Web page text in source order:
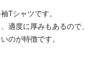
Tシャツです。
適度に厚みもあるので、
のが特徴です。